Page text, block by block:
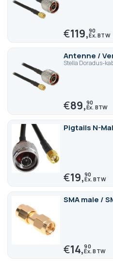
€119,90
Antenne /
Stella Doradus-
€89,90
Pigtails N-
€19,90
SMA male /
€14,90